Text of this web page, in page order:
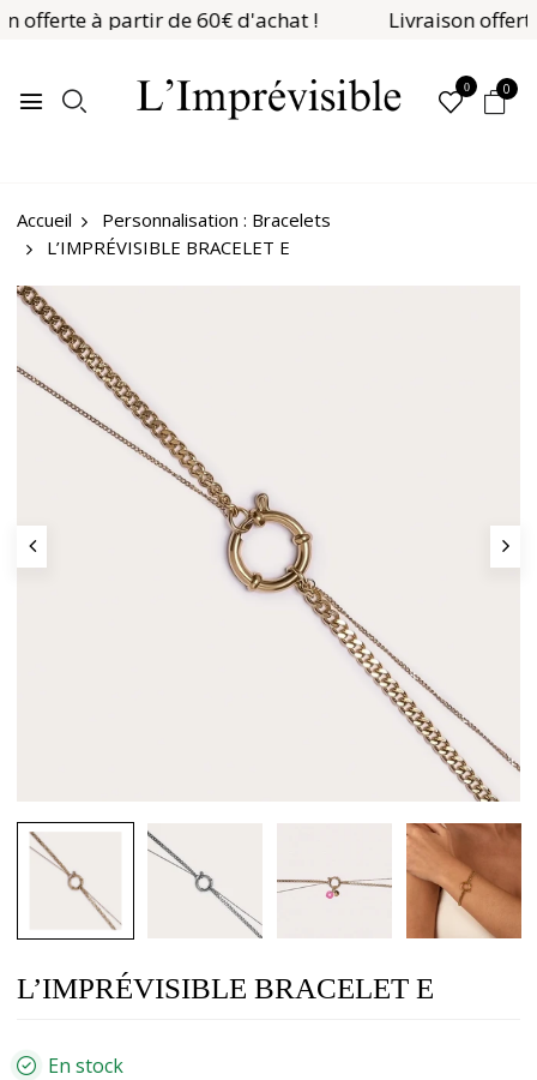
offerte à partir de 60€ d'achat ! Livraison
0 0
Accueil
Personnalisation : Bracelets
L’IMPRÉVISIBLE BRACELET E
L’IMPRÉVISIBLE BRACELET E
En stock